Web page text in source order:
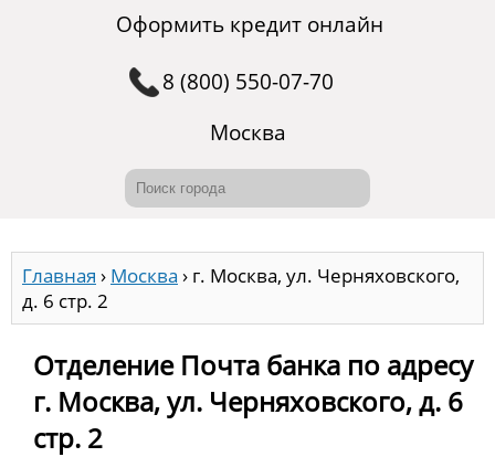
Оформить кредит онлайн
8 (800) 550-07-70
Москва
Главная › Москва › г. Москва, ул. Черняховского,
д. 6 стр. 2
Отделение Почта банка по адресу
г. Москва, ул. Черняховского, д. 6
стр. 2